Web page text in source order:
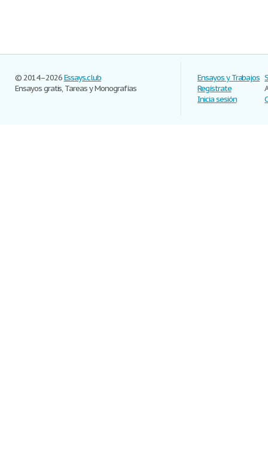
© 2014–2026Essays.club
Ensayos gratis, Tareas y Monografías
Ensayos y Trabajos
Regístrate
Inicia sesión